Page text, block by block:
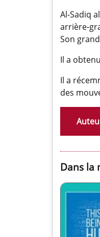
Al-Sadiq
arrière-
Son
Il a
Il a
des
Dans la